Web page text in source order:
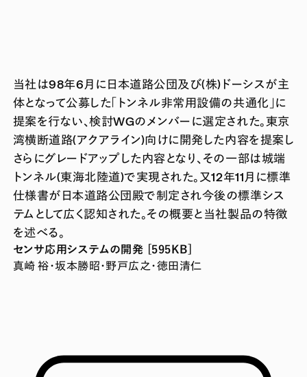
当社は98年6月に日本道路公団及び(株)ドーシスが主
体となって公募した「トンネル非常用設備の共通化」に
提案を行ない、検討WGのメンバーに選定された。東京
湾横断道路(アクアライン)向けに開発した内容を提案し
さらにグレードアップした内容となり、その一部は城端
トンネル(東海北陸道)で実現された。又12年11月に標準
仕様書が日本道路公団殿で制定され今後の標準シス
テムとして広く認知された。その概要と当社製品の特徴
を述べる。
センサ応用システムの開発 [595KB]
真崎 裕・坂本勝昭・野戸広之・徳田清仁